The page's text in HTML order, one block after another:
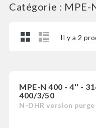
Catégorie : MPE-
Il y a 2
MPE-N 400 - 4'' -
400/3/50
N-DHR version